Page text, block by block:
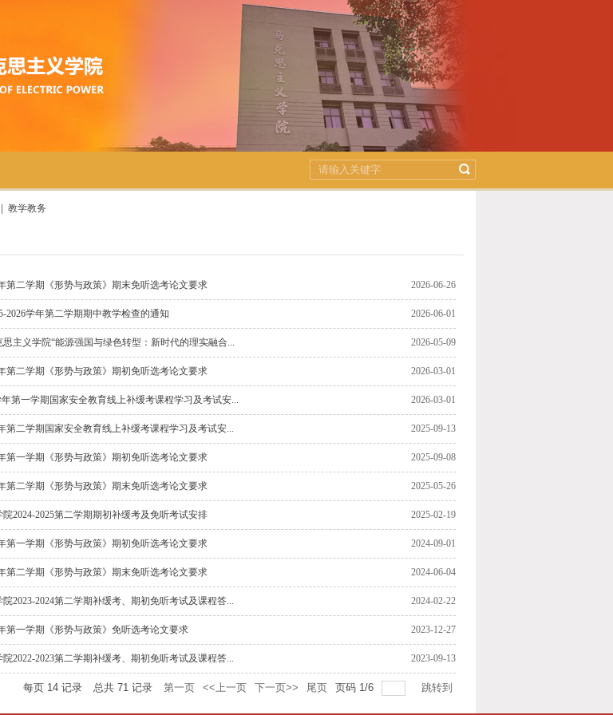
教学教务
第二学期《形势与政策》期末免听选考论文要求 2026-06-26
2026学年第二学期期中教学检查的通知 2026-06-01
思主义学院“能源强国与绿色转型：新时代的理实融合... 2026-05-09
第二学期《形势与政策》期初免听选考论文要求 2026-03-01
年第一学期国家安全教育线上补缓考课程学习及考试安... 2026-03-01
第二学期国家安全教育线上补缓考课程学习及考试安... 2025-09-13
第一学期《形势与政策》期初免听选考论文要求 2025-09-08
第二学期《形势与政策》期末免听选考论文要求 2025-05-26
2024-2025第二学期期初补缓考及免听考试安排 2025-02-19
第一学期《形势与政策》期初免听选考论文要求 2024-09-01
第二学期《形势与政策》期末免听选考论文要求 2024-06-04
2023-2024第二学期补缓考、期初免听考试及课程答... 2024-02-22
第一学期《形势与政策》免听选考论文要求 2023-12-27
2022-2023第二学期补缓考、期初免听考试及课程答... 2023-09-13
每页 14 记录 总共 71 记录 第一页 <<上一页 下一页>> 尾页 页码 1/6 跳转到